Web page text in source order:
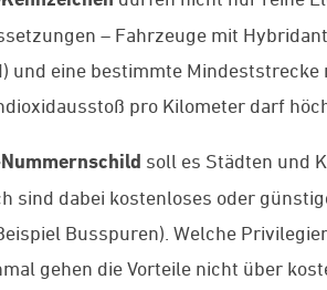
– Fahrzeuge mit
und eine bestimmte
pro Kilometer darf
soll es Städten und
sind dabei kostenloses oder
Busspuren). Welche
gehen die Vorteile nicht über